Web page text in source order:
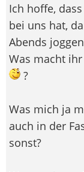
Ich hoffe,
bei uns hat,
Abends
Was macht
?
Was mich ja
auch in der
sonst?